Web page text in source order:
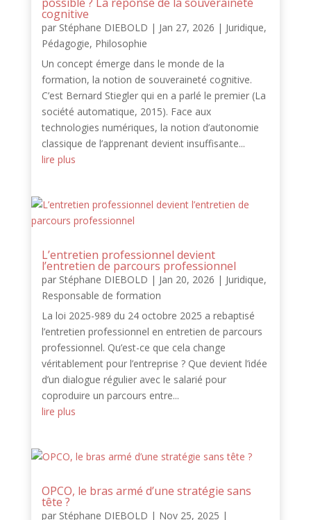
cognitive
par Stéphane DIEBOLD | Jan 27, 2026 | Juridique,
Pédagogie, Philosophie
Un concept émerge dans le monde de la
formation, la notion de souveraineté cognitive.
C’est Bernard Stiegler qui en a parlé le premier (La
société automatique, 2015). Face aux
technologies numériques, la notion d’autonomie
classique de l’apprenant devient insuffisante...
lire plus
L’entretien professionnel devient
l’entretien de parcours professionnel
par Stéphane DIEBOLD | Jan 20, 2026 | Juridique,
Responsable de formation
La loi 2025-989 du 24 octobre 2025 a rebaptisé
l’entretien professionnel en entretien de parcours
professionnel. Qu’est-ce que cela change
véritablement pour l’entreprise ? Que devient l’idée
d’un dialogue régulier avec le salarié pour
coproduire un parcours entre...
lire plus
OPCO, le bras armé d’une stratégie sans
tête ?
par Stéphane DIEBOLD | Nov 25, 2025 |